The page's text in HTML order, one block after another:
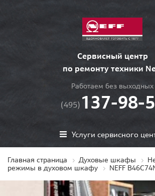
Сервисный центр
по ремонту техники
Работаем без выходных
(495) 137-98-
Услуги сервисного
Главная страница Духовые шкафы
режимы в духовом шкафу
NEFF